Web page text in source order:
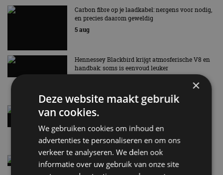
Carbon fibre op je laadkabel: nergens voor nodig,
en precies daarom geweldig
5 aug
Hennessey Blackbird krijgt atmosferische V8 en
handbak: soms is eenvoud leuker
Audi A2 e-Tron mikt op verbruik van 12,8 kWh
per 100 kilometer
4 aug
Elektrische Geely E2 (tijdelijk) net zo goedkoop
als een Renault Twingo
×
Deze website maakt gebruik
van cookies.
We gebruiken cookies om inhoud en
advertenties te personaliseren en om ons
verkeer te analyseren. We delen ook
informatie over uw gebruik van onze site